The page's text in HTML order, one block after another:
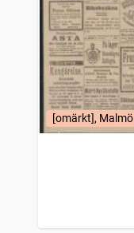
[omärkt], Malmö